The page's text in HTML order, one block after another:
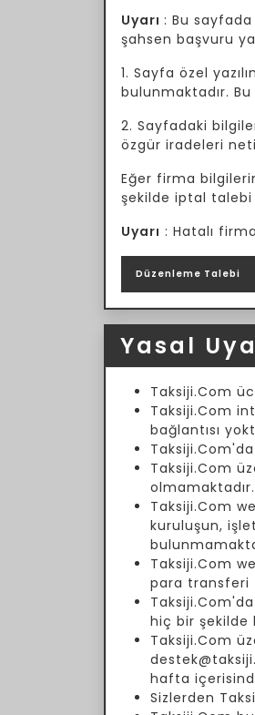
Uyarı : Bu
şahsen başvuru
1. Sayfa özel
bulunmaktadır.
2. Sayfadaki
özgür iradeleri
Eğer firma
şekilde iptal talebi
Uyarı : Hatalı
Düzenleme Talebi
Yasal
Taksiji.Com
Taksiji.Com
bağlantısı
Taksiji.Com
Taksiji.Com
kuruluşun,
Taksiji.Com
para transferi
hiç bir şekilde
Taksiji.Com
hafta
Sizlerden